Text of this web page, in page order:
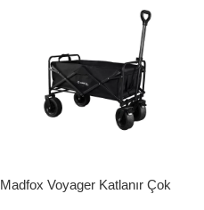
Madfox Voyager Katlanır Çok